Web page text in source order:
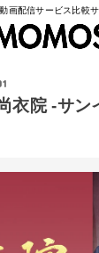
動画配信サービス比較サ
衣院 -サン